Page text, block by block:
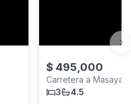
$ 495,000
Carretera a Masaya,
Managua
3 4.5